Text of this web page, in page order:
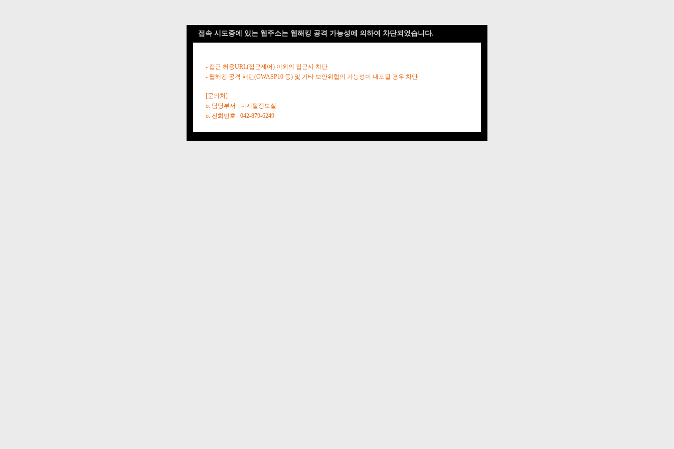
접속 시도중에 있는 웹주소는 웹해킹 공격 가능성에 의하여 차단되었습니다.
- 접근 허용URL(접근제어) 이외의 접근시 차단
- 웹해킹 공격 패턴(OWASP10 등) 및 기타 보안위협의 가능성이 내포될 경우 차단
[문의처]
o. 담당부서 : 디지털정보실
o. 전화번호 : 042-879-6249